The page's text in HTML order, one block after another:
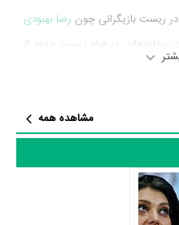
ریست بازیگرانی چون رضا بهبودی
به ایفای نقش و بازیگری پرداخته‌اند. در فیلم ریست حدود 2
بازیگران می‌توان ریست را یک اثر
که از آنها در دایرةالمعارف
ثبت شده، 43 سال است که نشان
هستند.
مشاهده همه